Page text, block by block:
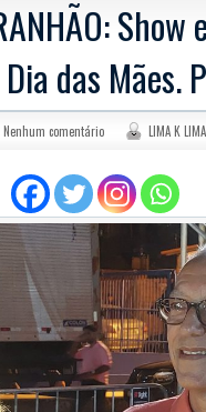
das Mães.
Nenhum comentário LIMA K LIMA